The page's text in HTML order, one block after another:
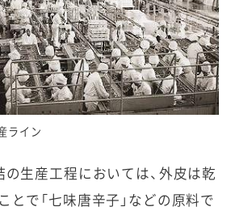
ライン
の生産工程においては、外皮は乾
とで「七味唐辛子」などの原料で